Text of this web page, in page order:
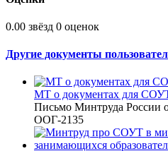
0.00 звёзд 0 оценок
Другие документы
МТ о документах для
Письмо Минтруда России
ООГ-2135